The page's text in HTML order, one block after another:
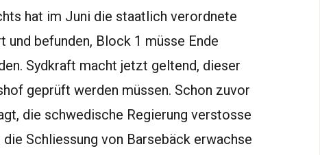
hat im Juni die staatlich verordnete
befunden, Block 1 müsse Ende
Sydkraft macht jetzt geltend, dieser
geprüft werden müssen. Schon zuvor
die schwedische Regierung verstosse
Schliessung von Barsebäck erwachse